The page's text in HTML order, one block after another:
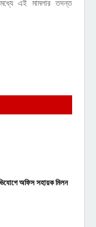
এই মামলার তদন্ত
অফিস সহায়ক মিলন